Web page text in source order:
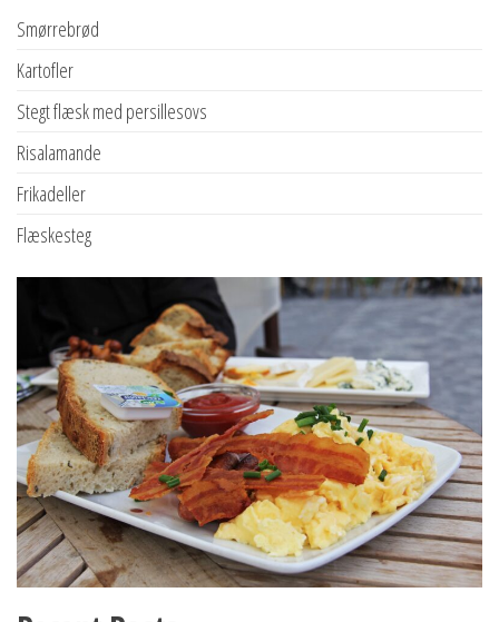
Smørrebrød
Kartofler
Stegt flæsk med persillesovs
Risalamande
Frikadeller
Flæskesteg